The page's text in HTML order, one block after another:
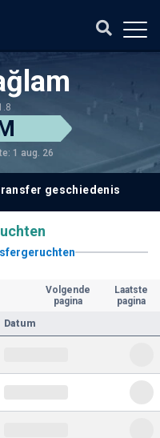
1 aug. 26
geschiedenis
Volgende
pagina
Laatste
pagina
Datum